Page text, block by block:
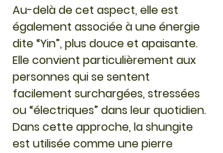
Au-delà de cet aspect, elle est
également associée à une énergie
dite “Yin”, plus douce et apaisante.
Elle convient particulièrement aux
personnes qui se sentent
facilement surchargées, stressées
ou “électriques” dans leur quotidien.
Dans cette approche, la shungite
est utilisée comme une pierre